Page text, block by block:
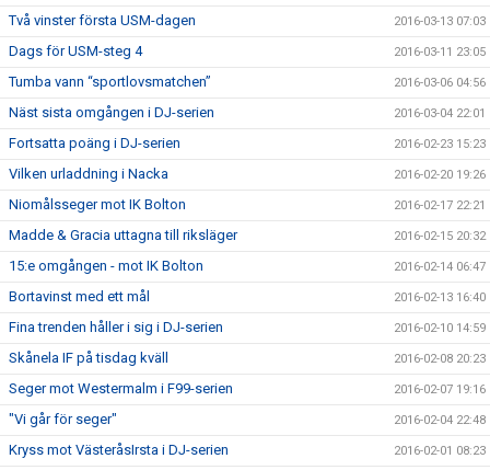
Två vinster första USM-dagen 2016-03-13 07:03
Dags för USM-steg 4 2016-03-11 23:05
Tumba vann “sportlovsmatchen” 2016-03-06 04:56
Näst sista omgången i DJ-serien 2016-03-04 22:01
Fortsatta poäng i DJ-serien 2016-02-23 15:23
Vilken urladdning i Nacka 2016-02-20 19:26
Niomålsseger mot IK Bolton 2016-02-17 22:21
Madde & Gracia uttagna till riksläger 2016-02-15 20:32
15:e omgången - mot IK Bolton 2016-02-14 06:47
Bortavinst med ett mål 2016-02-13 16:40
Fina trenden håller i sig i DJ-serien 2016-02-10 14:59
Skånela IF på tisdag kväll 2016-02-08 20:23
Seger mot Westermalm i F99-serien 2016-02-07 19:16
"Vi går för seger" 2016-02-04 22:48
Kryss mot VästeråsIrsta i DJ-serien 2016-02-01 08:23